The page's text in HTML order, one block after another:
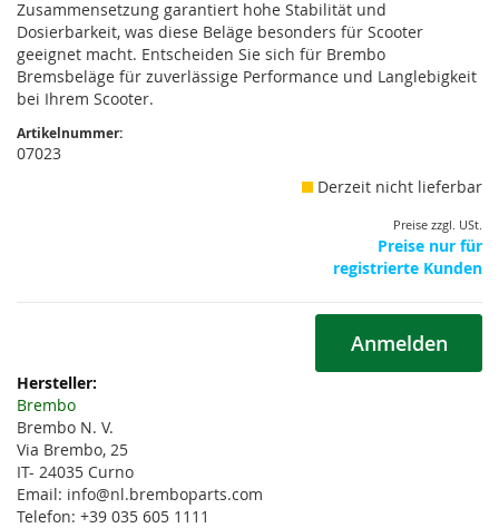
Zusammensetzung garantiert hohe Stabilität und
Dosierbarkeit, was diese Beläge besonders für Scooter
geeignet macht. Entscheiden Sie sich für Brembo
Bremsbeläge für zuverlässige Performance und Langlebigkeit
bei Ihrem Scooter.
Artikelnummer:
07023
Derzeit nicht lieferbar
Preise zzgl. USt.
Preise nur für
registrierte Kunden
Anmelden
Weitere
Informationen
Brembo
Brembo N. V.
Via Brembo, 25
IT- 24035 Curno
Email: info@nl.bremboparts.com
Telefon: +39 035 605 1111